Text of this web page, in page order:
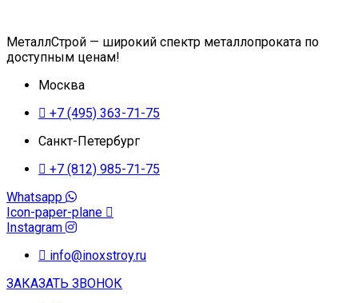
МеталлСтрой — широкий спектр металлопроката по
доступным ценам!
Москва
+7 (495) 363-71-75
Санкт-Петербург
+7 (812) 985-71-75
Whatsapp
Icon-paper-plane
Instagram
info@inoxstroy.ru
ЗАКАЗАТЬ ЗВОНОК